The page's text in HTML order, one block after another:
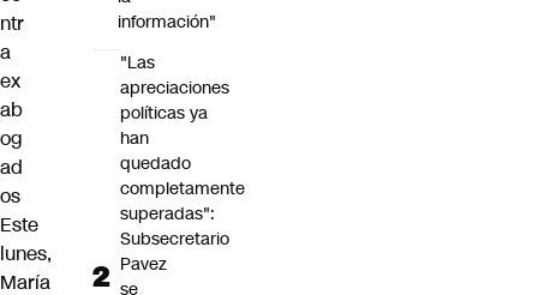
ntr
a
ex
ab
og
ad
os
Este
lunes,
María
información"
"Las
apreciaciones
políticas ya
han
quedado
completamente
superadas":
Subsecretario
Pavez
se